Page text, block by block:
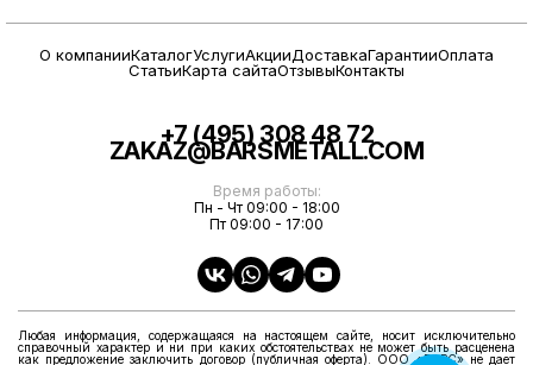
О компанииКаталогУслугиАкцииДоставкаГарантииОплата
СтатьиКарта сайтаОтзывыКонтакты
+7 (495) 308 48 72
ZAKAZ@BARSMETALL.COM
Время работы:
Пн - Чт 09:00 - 18:00
Пт 09:00 - 17:00
Любая информация, содержащаяся на настоящем сайте, носит исключительно
справочный характер и ни при каких обстоятельствах не может быть расценена
как предложение заключить договор (публичная оферта). ООО «БАРС» не дает